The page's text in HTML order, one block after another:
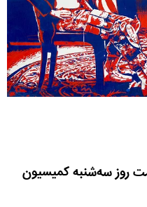
روز سه‌شنبه کمیسیون